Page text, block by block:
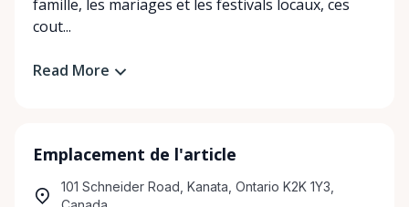
famille, les mariages et les festivals locaux, ces
cout...
Read More
Emplacement de l'article
101 Schneider Road, Kanata, Ontario K2K 1Y3,